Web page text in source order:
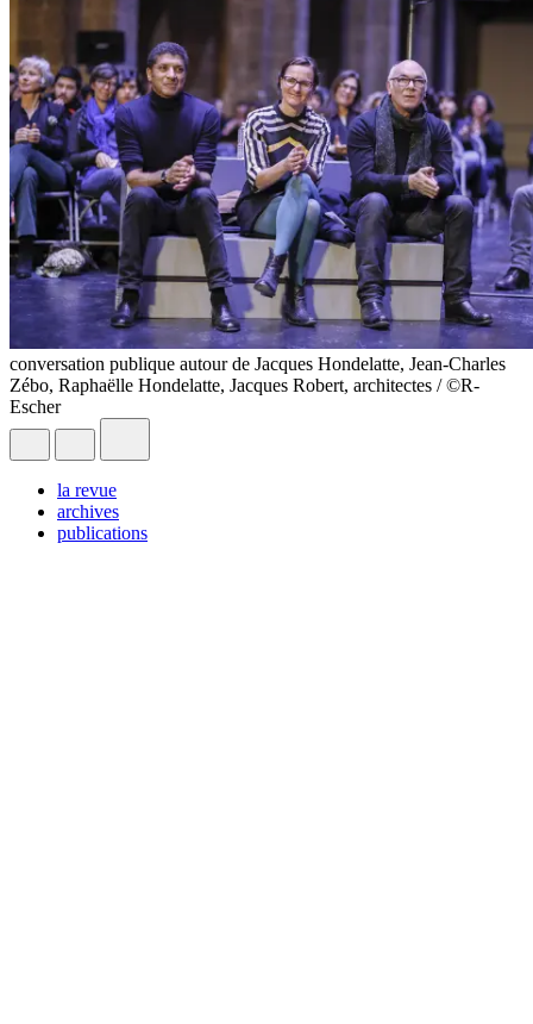
conversation publique autour de Jacques Hondelatte, Jean-Charles
Zébo, Raphaëlle Hondelatte, Jacques Robert, architectes / ©R-
Escher
la revue
archives
publications